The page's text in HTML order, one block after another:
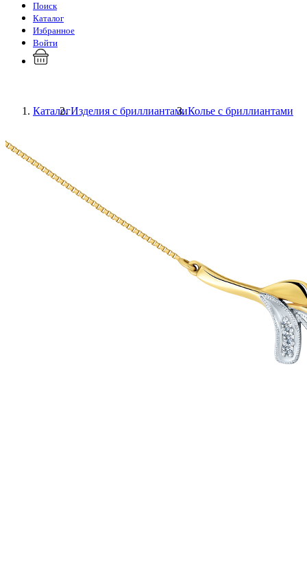
Поиск
Каталог
Избранное
Войти
КаталогИзделия с бриллиантамиКолье с бриллиантами